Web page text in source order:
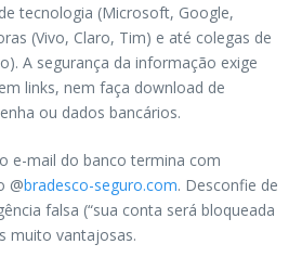
tecnologia (Microsoft, Google,
(Vivo, Claro, Tim) e até colegas de
A segurança da informação exige
links, nem faça download de
ou dados bancários.
e-mail do banco termina com
@bradesco-seguro.com. Desconfie de
falsa (“sua conta será bloqueada
muito vantajosas.